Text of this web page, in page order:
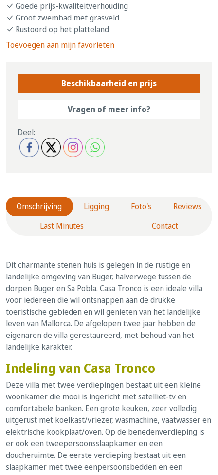
Goede prijs-kwaliteitverhouding
Groot zwembad met grasveld
Rustoord op het platteland
Toevoegen aan mijn favorieten
Beschikbaarheid en prijs
Vragen of meer info?
Deel:
Omschrijving Ligging Foto's
Reviews
Last Minutes
Contact
Dit charmante stenen huis is gelegen in de rustige en
landelijke omgeving van Buger, halverwege tussen de
dorpen Buger en Sa Pobla. Casa Tronco is een ideale villa
voor iedereen die wil ontsnappen aan de drukke
toeristische gebieden en wil genieten van het landelijke
leven van Mallorca. De afgelopen twee jaar hebben de
eigenaren de villa gerestaureerd, met behoud van het
landelijke karakter.
Indeling van Casa Tronco
Deze villa met twee verdiepingen bestaat uit een kleine
woonkamer die mooi is ingericht met satelliet-tv en
comfortabele banken. Een grote keuken, zeer volledig
uitgerust met koelkast/vriezer, wasmachine, vaatwasser en
elektrische kookplaat/oven. Op de benedenverdieping is
er ook een tweepersoonsslaapkamer en een
doucheruimte. De eerste verdieping bestaat uit een
slaapkamer met twee eenpersoonsbedden en een